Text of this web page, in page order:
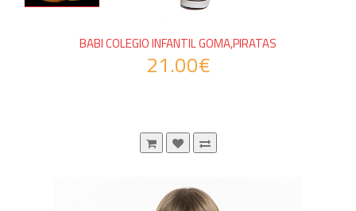
BABI COLEGIO INFANTIL GOMA,PIRATAS
21.00€